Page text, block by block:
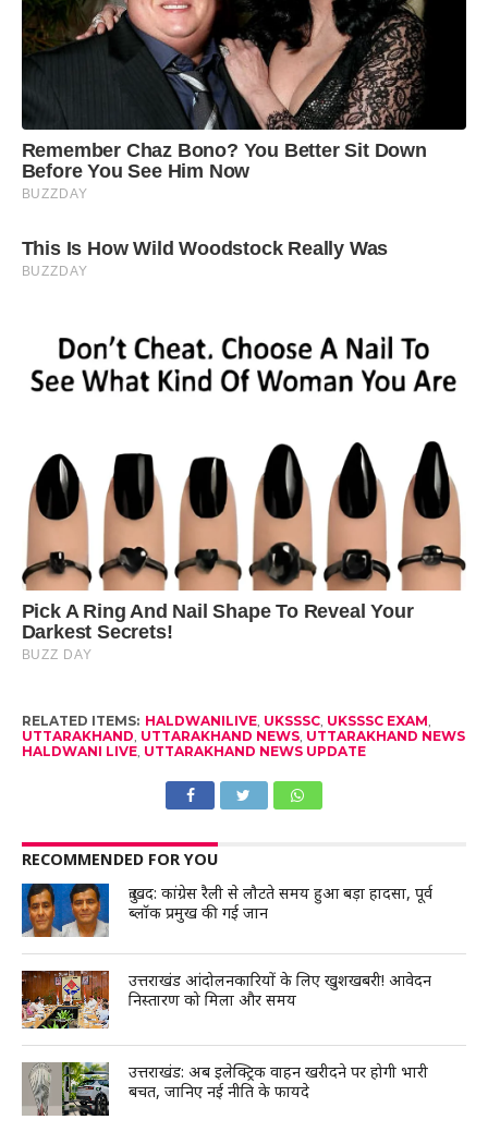
RELATED ITEMS: HALDWANILIVE, UKSSSC, UKSSSC EXAM,
UTTARAKHAND, UTTARAKHAND NEWS, UTTARAKHAND NEWS
HALDWANI LIVE, UTTARAKHAND NEWS UPDATE
RECOMMENDED FOR YOU
दुःखद: कांग्रेस रैली से लौटते समय हुआ बड़ा हादसा, पूर्व
ब्लॉक प्रमुख की गई जान
उत्तराखंड आंदोलनकारियों के लिए खुशखबरी! आवेदन
निस्तारण को मिला और समय
उत्तराखंड: अब इलेक्ट्रिक वाहन खरीदने पर होगी भारी
बचत, जानिए नई नीति के फायदे